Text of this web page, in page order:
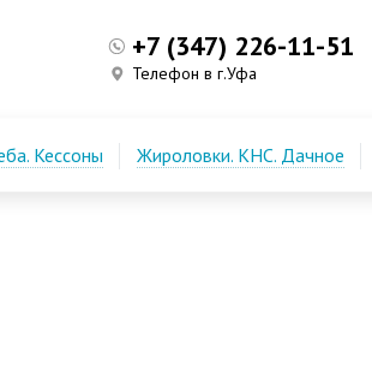
+7 (347) 226-11-51
Телефон в г.Уфа
Кессоны Жироловки. КНС. Дачное